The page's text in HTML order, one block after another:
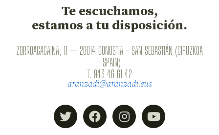
Te escuchamos,
estamos a tu disposición.
ZORROAGAGAINA, 11 — 20014 DONOSTIA - SAN SEBASTIÁN (GIPUZKOA
· SPAIN)
T. 943 46 61 42
aranzadi@aranzadi.eus